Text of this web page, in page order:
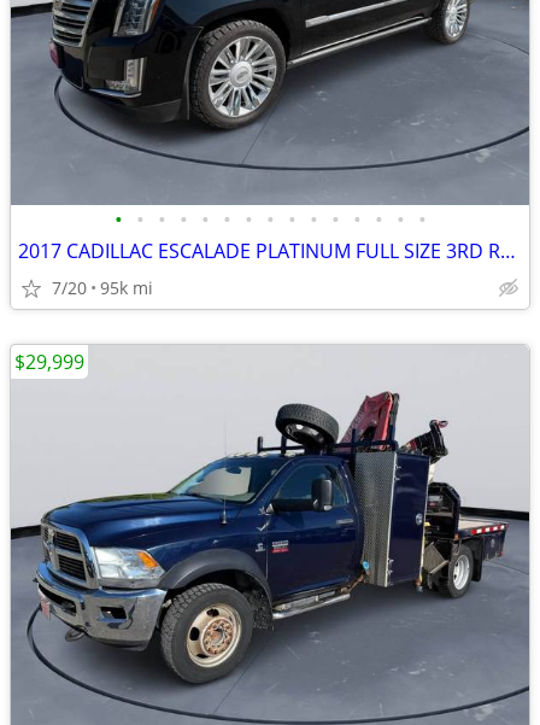
• • • • • • • • • • • • • • •
2017 CADILLAC ESCALADE PLATINUM FULL SIZE 3RD ROW SUV 6.2 V8 #517181
7/20 95k mi
$29,999